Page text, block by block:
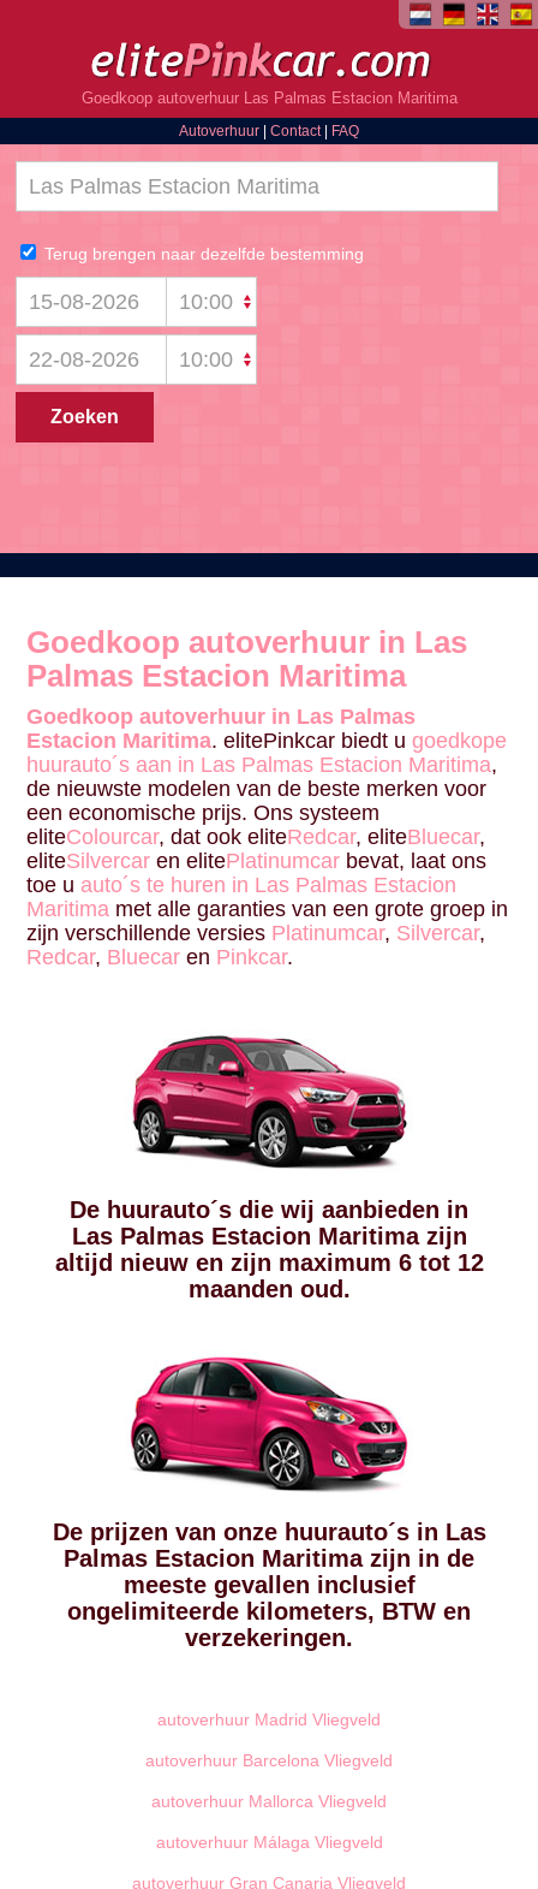
Goedkoop autoverhuur Las Palmas Estacion Maritima
Autoverhuur
Contact| FAQ
Goedkoop autoverhuur in Las
Palmas Estacion Maritima
Goedkoop autoverhuur in Las Palmas
Estacion Maritima. elitePinkcar biedt ugoedkope
huurauto´s aan in Las Palmas Estacion Maritima,
de nieuwste modelen van de beste merken voor
een economische prijs. Ons systeem
eliteColourcar, dat ook eliteRedcar, eliteBluecar,
eliteSilvercar en elitePlatinumcar bevat, laat ons
toe u auto´s te huren in Las Palmas Estacion
Maritima met alle garanties van een grote groep in
zijn verschillende versies Platinumcar, Silvercar,
Redcar, Bluecar en Pinkcar.
De huurauto´s die wij aanbieden in
Las Palmas Estacion Maritima zijn
altijd nieuw en zijn maximum 6 tot 12
maanden oud.
De prijzen van onze huurauto´s in Las
Palmas Estacion Maritima zijn in de
meeste gevallen inclusief
ongelimiteerde kilometers, BTW en
verzekeringen.
autoverhuur Madrid Vliegveld
autoverhuur Barcelona Vliegveld
autoverhuur Mallorca Vliegveld
autoverhuur Málaga Vliegveld
autoverhuur Gran Canaria Vliegveld
Terug brengen naar dezelfde bestemming